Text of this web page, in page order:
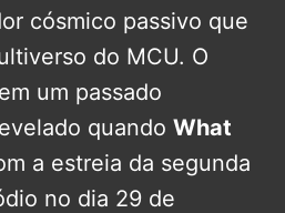
cósmico passivo que
do MCU. O
um passado
quando What
a estreia da segunda
no dia 29 de